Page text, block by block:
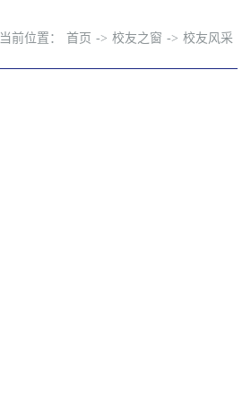
当前位置： 首页 -> 校友之窗 -> 校友风采